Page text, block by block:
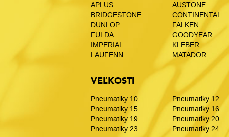
APLUS AUSTONE
BRIDGESTONE
CONTINENTAL
DUNLOP
FALKEN
FULDA
GOODYEAR
IMPERIAL
KLEBER
LAUFENN
MATADOR
VEĽKOSTI
Pneumatiky 10 Pneumatiky 12
Pneumatiky 15
Pneumatiky 16
Pneumatiky 19
Pneumatiky 20
Pneumatiky 23
Pneumatiky 24